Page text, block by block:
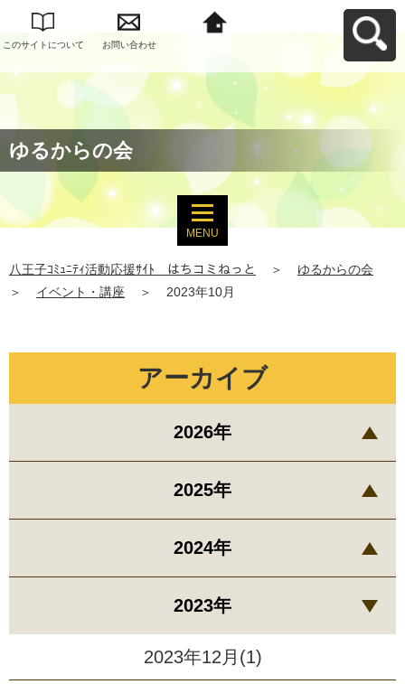
このサイトについて お問い合わせ
ゆるからの会
MENU
八王子ｺﾐｭﾆﾃｨ活動応援ｻｲﾄ はちコミねっと ＞
ゆるからの会
＞
イベント・講座 ＞ 2023年10月
アーカイブ
2026年
2025年
2024年
2023年
2023年12月(1)